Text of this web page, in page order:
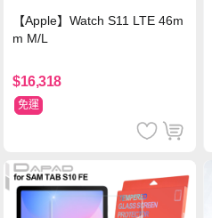
【Apple】Watch S11 LTE 46m
m M/L
$16,318
免運